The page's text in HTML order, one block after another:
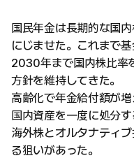
国民年金は長期的な国
にじませた。これまで
2030年まで国内株比率
方針を維持してきた。
高齢化で年金給付額が増
国内資産を一度に処分す
海外株とオルタナティ
る狙いがあった。